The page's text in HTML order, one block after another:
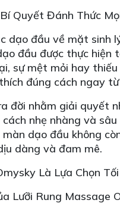
Quyết Đánh Thức
dạo đầu về mặt
đầu được thực
sự mệt mỏi hay
đúng cách ngay
đời nhằm giải quyết
nhẹ nhàng và
dạo đầu không
dàng và đam mê.
Là Lựa Chọn
Lưỡi Rung Massage